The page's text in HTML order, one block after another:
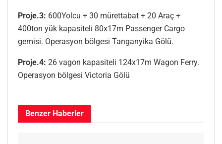
Proje.3: 600Yolcu + 30 mürettabat + 20 Araç +
400ton yük kapasiteli 80x17m Passenger Cargo
gemisi. Operasyon bölgesi Tanganyika Gölü.
Proje.4: 26 vagon kapasiteli 124x17m Wagon Ferry.
Operasyon bölgesi Victoria Gölü
Benzer Haberler